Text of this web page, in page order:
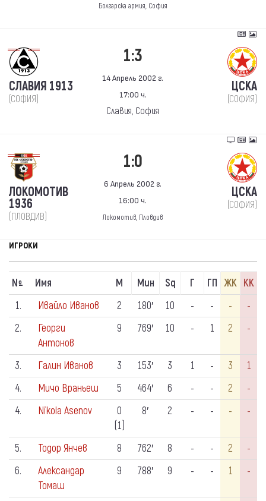
Болгарска армия, София
СЛАВИЯ 1913
(СОФИЯ)
1:3
14 Апрель 2002 г.
17:00 ч.
Славия, София
ЦСКА
(СОФИЯ)
ЛОКОМОТИВ
1936
(ПЛОВДИВ)
1:0
6 Апрель 2002 г.
16:00 ч.
Локомотив, Пловдив
ЦСКА
(СОФИЯ)
ИГРОКИ
Nº Имя М Мин Sq Г ГП ЖК КК
1.
Ивайло Иванов 2 180′ 10 - - -
-
2.
Георги
Антонов
9 769′ 10 - 1 2 -
3. Галин Иванов 3 153′ 3 1 - 3
1
4.
Мичо Враньеш 5 464′ 6 - - 2
-
4.
Nikola Asenov
0
(1)
8′ 2 - - - -
5. Тодор Янчев 8 762′ 8 - - 2
-
6.
Александар
Томаш
9 788′ 9 - - 1 -